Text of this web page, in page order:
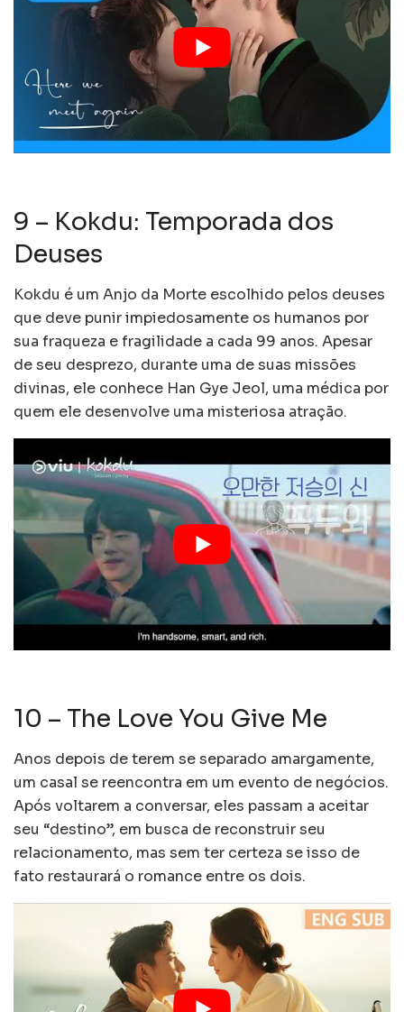
9 – Kokdu: Temporada dos
Deuses
Kokdu é um Anjo da Morte escolhido pelos deuses
que deve punir impiedosamente os humanos por
sua fraqueza e fragilidade a cada 99 anos. Apesar
de seu desprezo, durante uma de suas missões
divinas, ele conhece Han Gye Jeol, uma médica por
quem ele desenvolve uma misteriosa atração.
10 – The Love You Give Me
Anos depois de terem se separado amargamente,
um casal se reencontra em um evento de negócios.
Após voltarem a conversar, eles passam a aceitar
seu “destino”, em busca de reconstruir seu
relacionamento, mas sem ter certeza se isso de
fato restaurará o romance entre os dois.